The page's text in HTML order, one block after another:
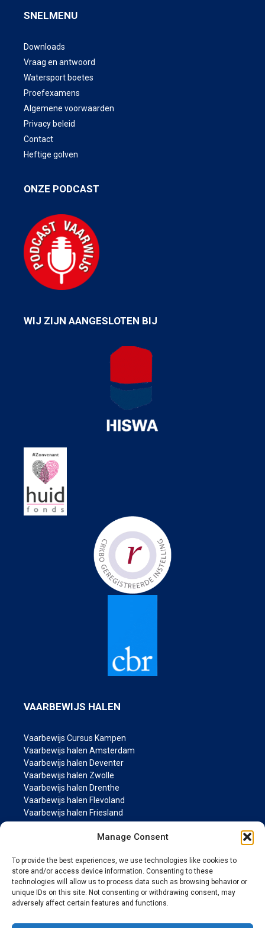
Manage Consent
To provide the best experiences, we use technologies like cookies to
store and/or access device information. Consenting to these
technologies will allow us to process data such as browsing behavior or
unique IDs on this site. Not consenting or withdrawing consent, may
adversely affect certain features and functions.
SNELMENU
Downloads
Vraag en antwoord
Watersport boetes
Proefexamens
Algemene voorwaarden
Privacy beleid
Contact
Heftige golven
ONZE PODCAST
WIJ ZIJN AANGESLOTEN BIJ
VAARBEWIJS HALEN
Vaarbewijs Cursus Kampen
Vaarbewijs halen Amsterdam
Vaarbewijs halen Deventer
Vaarbewijs halen Zwolle
Vaarbewijs halen Drenthe
Vaarbewijs halen Flevoland
Vaarbewijs halen Friesland
Vaarbewijs halen Groningen
Vaarbewijs halen Gelderland
Vaarbewijs halen Noord-Brabant
Vaarbewijs halen Noord Holland
Vaarbewijs halen Overijssel
Vaarbewijs halen Utrecht
Vaarbewijs halen Zuid Holland